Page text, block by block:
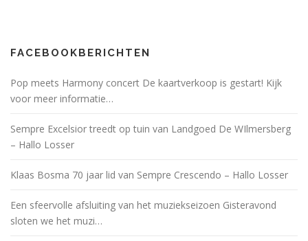
FACEBOOKBERICHTEN
Pop meets Harmony concert De kaartverkoop is gestart! Kijk
voor meer informatie…
Sempre Excelsior treedt op tuin van Landgoed De WIlmersberg
– Hallo Losser
Klaas Bosma 70 jaar lid van Sempre Crescendo – Hallo Losser
Een sfeervolle afsluiting van het muziekseizoen Gisteravond
sloten we het muzi…